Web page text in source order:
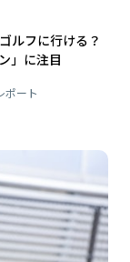
ルフに行ける？
」に注目
ポート